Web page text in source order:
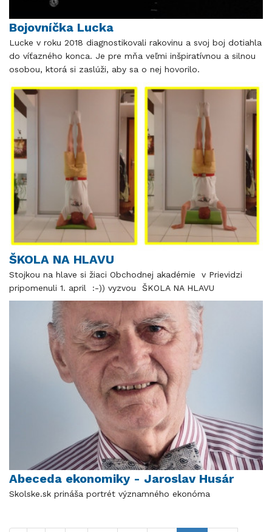
Bojovníčka Lucka
Lucke v roku 2018 diagnostikovali rakovinu a svoj boj dotiahla
do víťazného konca. Je pre mňa veľmi inšpiratívnou a silnou
osobou, ktorá si zaslúži, aby sa o nej hovorilo.
ŠKOLA NA HLAVU
Stojkou na hlave si žiaci Obchodnej akadémie v Prievidzi
pripomenuli 1. april :-)) vyzvou ŠKOLA NA HLAVU
Abeceda ekonomiky - Jaroslav Husár
Skolske.sk prináša portrét významného ekonóma